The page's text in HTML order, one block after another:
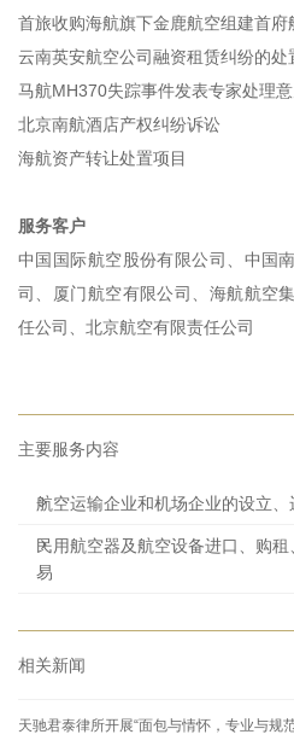
首旅收购海航旗下金鹿航空组建首府
云南英安航空公司融资租赁纠纷的处
马航MH370失踪事件发表专家处理
北京南航酒店产权纠纷诉讼
海航资产转让处置项目
服务客户
中国国际航空股份有限公司、中国
司、厦门航空有限公司、海航航空
任公司、北京航空有限责任公司
主要服务内容
航空运输企业和机场企业的设立、
民用航空器及航空设备进口、购
易
相关新闻
天驰君泰律所开展“面包与情怀，专业与规